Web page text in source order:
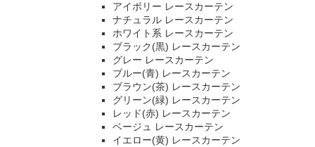
アイボリー レースカーテン
ナチュラル レースカーテン
ホワイト系 レースカーテン
ブラック(黒) レースカーテン
グレー レースカーテン
ブルー(青) レースカーテン
ブラウン(茶) レースカーテン
グリーン(緑) レースカーテン
レッド(赤) レースカーテン
ベージュ レースカーテン
イエロー(黄) レースカーテン